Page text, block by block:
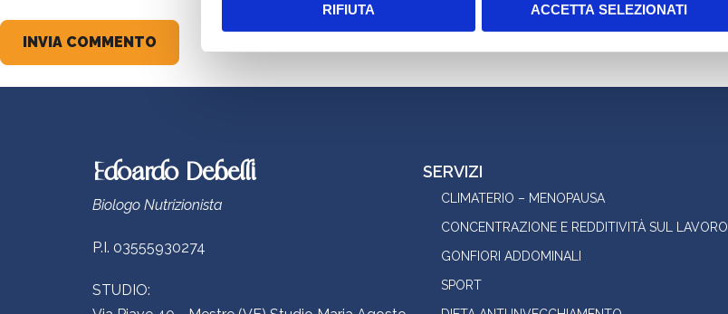
RIFIUTA ACCETTA SELEZIONATI
Edoardo Debelli
Biologo Nutrizionista
P.I. 03555930274
STUDIO:
SERVIZI
CLIMATERIO – MENOPAUSA
CONCENTRAZIONE E REDDITIVITÀ SUL LAVORO
GONFIORI ADDOMINALI
SPORT